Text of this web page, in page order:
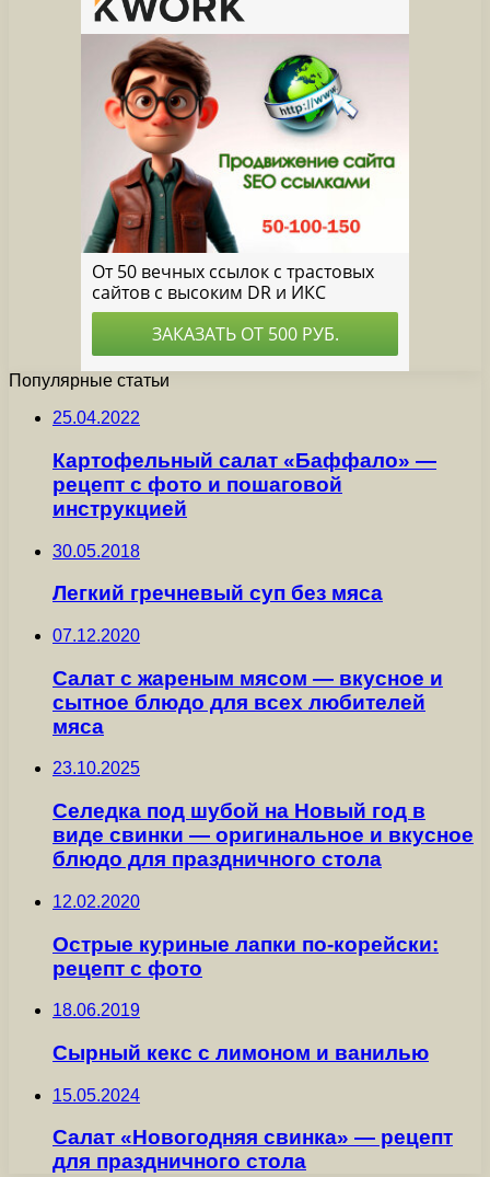
Популярные статьи
25.04.2022
Картофельный салат «Баффало» —
рецепт с фото и пошаговой
инструкцией
30.05.2018
Легкий гречневый суп без мяса
07.12.2020
Салат с жареным мясом — вкусное и
сытное блюдо для всех любителей
мяса
23.10.2025
Селедка под шубой на Новый год в
виде свинки — оригинальное и вкусное
блюдо для праздничного стола
12.02.2020
Острые куриные лапки по-корейски:
рецепт с фото
18.06.2019
Сырный кекс с лимоном и ванилью
15.05.2024
Салат «Новогодняя свинка» — рецепт
для праздничного стола